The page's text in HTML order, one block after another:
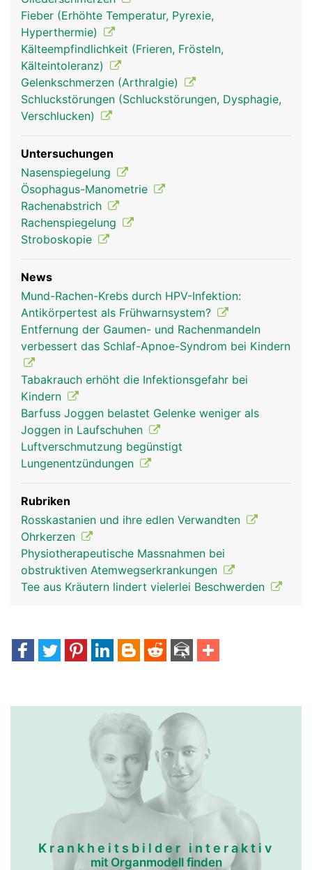
Mittelohr herstellt und für den Druckausgleich
beim Schlucken sorgt.
Rachen Frau Rachen Mann
Fieber (Erhöhte Temperatur, Pyrexie,
Hyperthermie)
Kälteempfindlichkeit (Frieren, Frösteln,
Kälteintoleranz)
Gelenkschmerzen (Arthralgie)
Schluckstörungen (Schluckstörungen, Dysphagie,
Verschlucken)
Untersuchungen
Nasenspiegelung
Ösophagus-Manometrie
Rachenabstrich
Rachenspiegelung
Stroboskopie
News
Mund-Rachen-Krebs durch HPV-Infektion:
Antikörpertest als Frühwarnsystem?
Entfernung der Gaumen- und Rachenmandeln
verbessert das Schlaf-Apnoe-Syndrom bei Kindern
Tabakrauch erhöht die Infektionsgefahr bei
Kindern
Barfuss Joggen belastet Gelenke weniger als
Joggen in Laufschuhen
Luftverschmutzung begünstigt
Lungenentzündungen
Rubriken
Rosskastanien und ihre edlen Verwandten
Ohrkerzen
Physiotherapeutische Massnahmen bei
obstruktiven Atemwegserkrankungen
Tee aus Kräutern lindert vielerlei Beschwerden
Krankheitsbilder interaktiv
mit Organmodell finden